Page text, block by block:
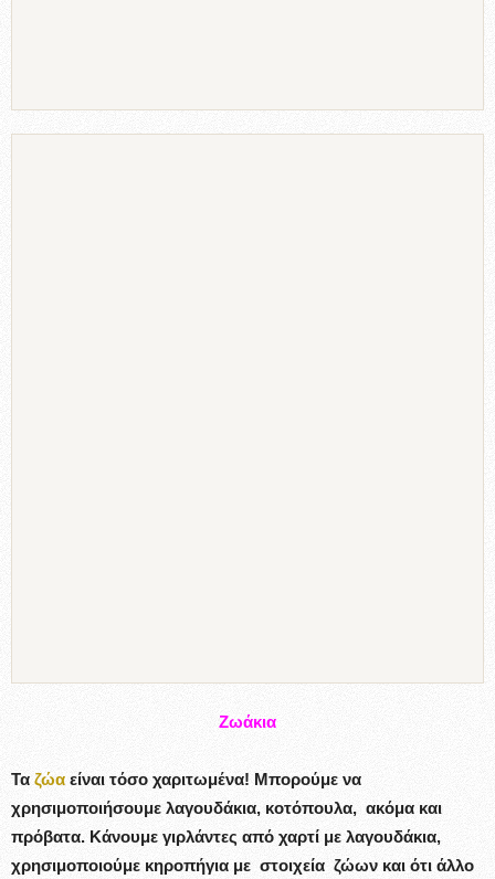
Ζωάκια
Τα ζώα είναι τόσο χαριτωμένα! Μπορούμε να
χρησιμοποιήσουμε λαγουδάκια, κοτόπουλα, ακόμα και
πρόβατα. Κάνουμε γιρλάντες από χαρτί με λαγουδάκια,
χρησιμοποιούμε κηροπήγια με στοιχεία ζώων και ότι άλλο